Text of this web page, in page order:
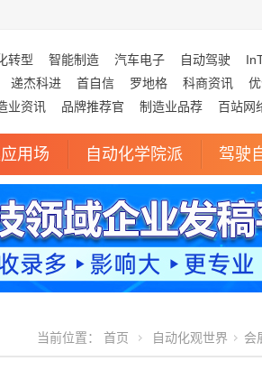
转型 智能制造 汽车电子 自动驾驶
递杰科进 首自信 罗地格 科商资讯
业资讯 品牌推荐官 制造业品荐 百站网
用场 自动化学院派 驾驶
当前位置： 首页 自动化观世界 会